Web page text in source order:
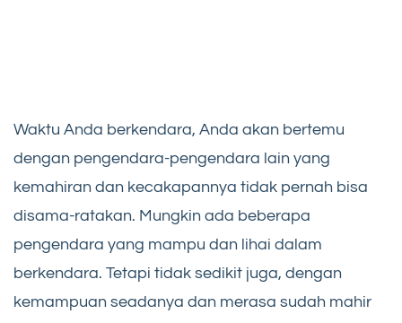
Waktu Anda berkendara, Anda akan bertemu
dengan pengendara-pengendara lain yang
kemahiran dan kecakapannya tidak pernah bisa
disama-ratakan. Mungkin ada beberapa
pengendara yang mampu dan lihai dalam
berkendara. Tetapi tidak sedikit juga, dengan
kemampuan seadanya dan merasa sudah mahir